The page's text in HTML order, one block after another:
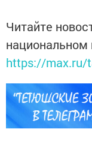
Читайте
https://max.ru/